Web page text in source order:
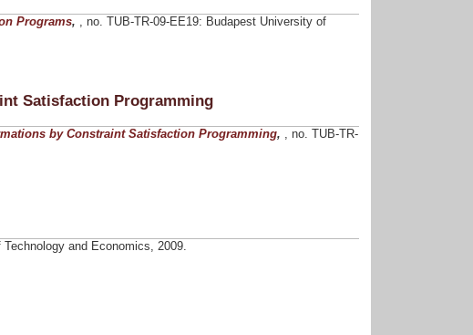
Programs, , no. TUB-TR-09-EE19: Budapest University of
Satisfaction Programming
by Constraint Satisfaction Programming, , no. TUB-TR-
and Economics, 2009.